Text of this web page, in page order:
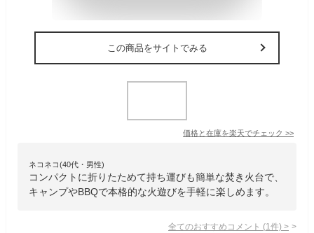
この商品をサイトでみる
価格と在庫を楽天でチェック >>
ネコネコ(40代・男性)
コンパクトに折りたためて持ち運びも簡単な焚き火台で、
キャンプやBBQで本格的な火遊びを手軽に楽しめます。
全てのおすすめコメント (1 件) >